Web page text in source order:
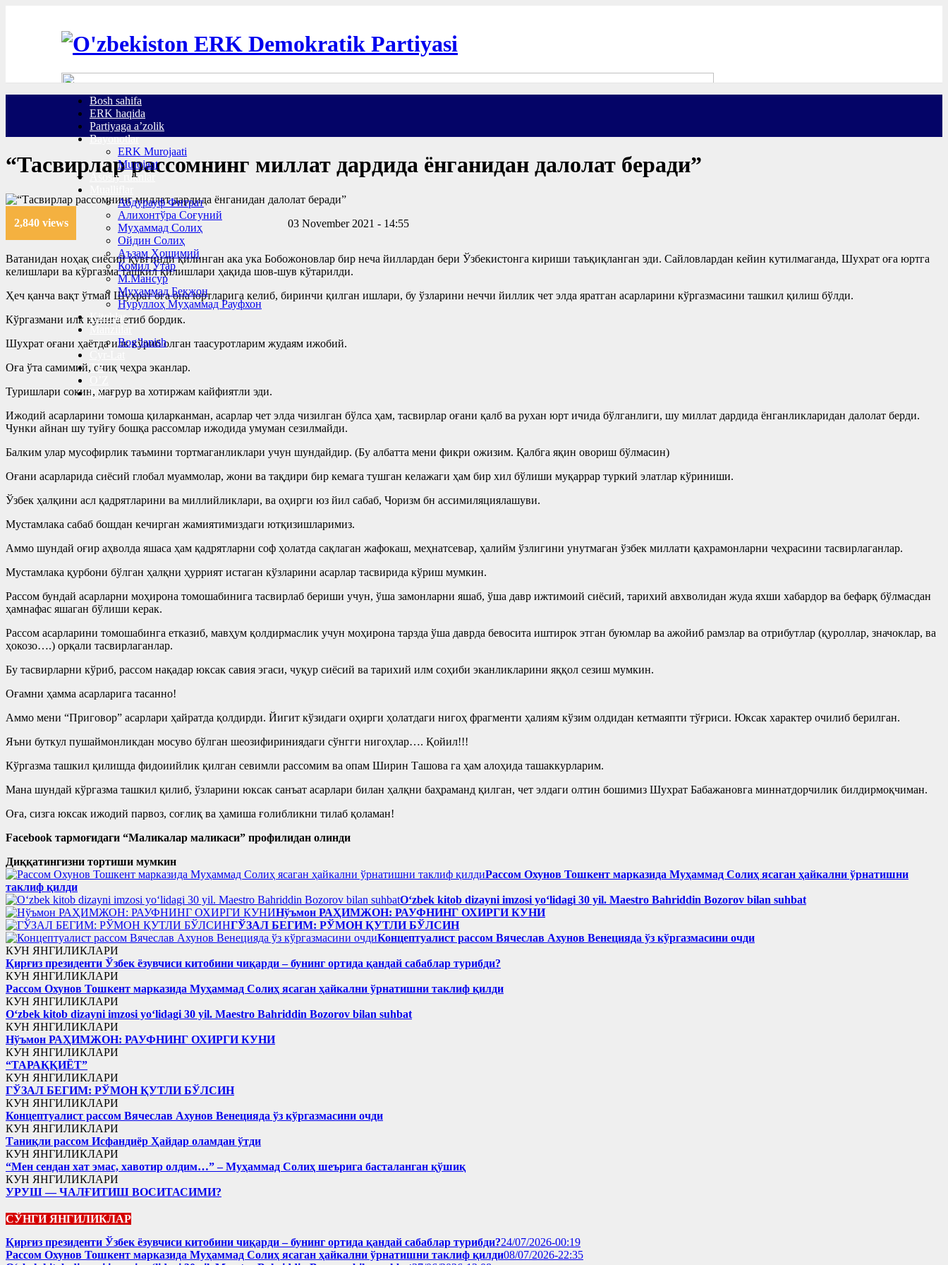
Bosh sahifa
ERK haqida
Partiyaga a’zolik
Bayonotlar
ERK Murojaati
Murojaat
Asosiy ruknlar
Абдурауф Фитрат
Алихонтўра Соғуний
Муҳаммад Солиҳ
Ойдин Солиҳ
Аъзам Ҳошимий
Комил Ўтар
М.Мансур
Муҳаммад Бекжон
Нуруллоҳ Муҳаммад Рауфхон
Kitoblar
Manzillar
Bog’lanish
TR
РУ
“Тасвирлар рассомнинг миллат дардида ёнганидан далолат беради”
2,840 views 03 November 2021 - 14:55
Ватанидан ноҳақ сиёсий қувғинди қилинган ака ука Бобожоновлар бир неча йиллардан бери Ўзбекистонга кириши таъқиқланган эди. Сайловлардан кейин кутилмаганда, Шухрат оға юртга
келишлари ва кўргазма ташкил қилишлари ҳақида шов-шув кўтарилди.
Ҳеч қанча вақт ўтмай Шухрат оға она юртларига келиб, биринчи қилган ишлари, бу ўзларини неччи йиллик чет элда яратган асарларини кўргазмасини ташкил қилиш бўлди.
Кўргазмани илк кунига етиб бордик.
Шухрат оғани ҳаётда илк кўриб олган таасуротларим жудаям ижобий.
Оға ўта самимий, очиқ чеҳра эканлар.
Туришлари сокин, мағрур ва хотиржам кайфиятли эди.
Ижодий асарларини томоша қиларканман, асарлар чет элда чизилган бўлса ҳам, тасвирлар оғани қалб ва рухан юрт ичида бўлганлиги, шу миллат дардида ёнганликларидан далолат берди.
Чунки айнан шу туйғу бошқа рассомлар ижодида умуман сезилмайди.
Балким улар мусофирлик таъмини тортмаганликлари учун шундайдир. (Бу албатта мени фикри ожизим. Қалбга яқин овориш бўлмасин)
Оғани асарларида сиёсий глобал муаммолар, жони ва тақдири бир кемага тушган келажаги ҳам бир хил бўлиши муқаррар туркий элатлар кўриниши.
Ўзбек ҳалқини асл қадрятларини ва миллийликлари, ва оҳирги юз йил сабаб, Чоризм бн ассимиляциялашуви.
Мустамлака сабаб бошдан кечирган жамиятимиздаги ютқизишларимиз.
Аммо шундай оғир аҳволда яшаса ҳам қадрятларни соф ҳолатда сақлаган жафокаш, меҳнатсевар, ҳалийм ўзлигини унутмаган ўзбек миллати қахрамонларни чеҳрасини тасвирлаганлар.
Мустамлака қурбони бўлган ҳалқни ҳуррият истаган кўзларини асарлар тасвирида кўриш мумкин.
Рассом бундай асарларни моҳирона томошабинига тасвирлаб бериши учун, ўша замонларни яшаб, ўша давр ижтимоий сиёсий, тарихий авхволидан жуда яхши хабардор ва бефарқ бўлмасдан
ҳамнафас яшаган бўлиши керак.
Рассом асарларини томошабинга етказиб, мавҳум қолдирмаслик учун моҳирона тарзда ўша даврда бевосита иштирок этган буюмлар ва ажойиб рамзлар ва отрибутлар (қуроллар, значоклар, ва
ҳокозо….) орқали тасвирлаганлар.
Бу тасвирларни кўриб, рассом нақадар юксак савия эгаси, чуқур сиёсий ва тарихий илм соҳиби эканликларини яққол сезиш мумкин.
Оғамни ҳамма асарларига тасанно!
Аммо мени “Приговор” асарлари ҳайратда қолдирди. Йигит кўзидаги оҳирги ҳолатдаги нигоҳ фрагменти ҳалиям кўзим олдидан кетмаяпти тўғриси. Юксак характер очилиб берилган.
Яъни буткул пушаймонликдан мосуво бўлган шеозифириниядаги сўнгги нигоҳлар…. Қойил!!!
Кўргазма ташкил қилишда фидоиийлик қилган севимли рассомим ва опам Ширин Ташова га ҳам алоҳида ташаккурларим.
Мана шундай кўргазма ташкил қилиб, ўзларини юксак санъат асарлари билан ҳалқни баҳраманд қилган, чет элдаги олтин бошимиз Шухрат Бабажановга миннатдорчилик билдирмоқчиман.
Оға, сизга юксак ижодий парвоз, соғлиқ ва ҳамиша ғолибликни тилаб қоламан!
Facebook тармоғидаги “Маликалар маликаси” профилидан олинди
Диққатингизни тортиши мумкин
Рассом Охунов Тошкент марказида Муҳаммад Солиҳ яcаган ҳайкални ўрнатишни
таклиф қилди
Oʻzbek kitob dizayni imzosi yoʻlidagi 30 yil. Maestro Bahriddin Bozorov bilan suhbat
Нўъмон РАҲИМЖОН: РАУФНИНГ ОХИРГИ КУНИ
ГЎЗАЛ БЕГИМ: РЎМОН ҚУТЛИ БЎЛСИН
Концептуалист рассом Вячеслав Ахунов Венецияда ўз кўргазмасини очди
КУН ЯНГИЛИКЛАРИ
Қирғиз президенти Ўзбек ёзувчиси китобини чиқарди – бунинг ортида қандай сабаблар турибди?
КУН ЯНГИЛИКЛАРИ
Рассом Охунов Тошкент марказида Муҳаммад Солиҳ яcаган ҳайкални ўрнатишни таклиф қилди
КУН ЯНГИЛИКЛАРИ
Oʻzbek kitob dizayni imzosi yoʻlidagi 30 yil. Maestro Bahriddin Bozorov bilan suhbat
КУН ЯНГИЛИКЛАРИ
Нўъмон РАҲИМЖОН: РАУФНИНГ ОХИРГИ КУНИ
КУН ЯНГИЛИКЛАРИ
“ТАРАҚҚИЁТ”
КУН ЯНГИЛИКЛАРИ
ГЎЗАЛ БЕГИМ: РЎМОН ҚУТЛИ БЎЛСИН
КУН ЯНГИЛИКЛАРИ
Концептуалист рассом Вячеслав Ахунов Венецияда ўз кўргазмасини очди
КУН ЯНГИЛИКЛАРИ
Таниқли рассом Исфандиёр Ҳайдар оламдан ўтди
КУН ЯНГИЛИКЛАРИ
“Мен сендан хат эмас, хавотир олдим…” – Муҳаммад Солиҳ шеърига басталанган қўшиқ
КУН ЯНГИЛИКЛАРИ
УРУШ — ЧАЛҒИТИШ ВОСИТАСИМИ?
СЎНГИ ЯНГИЛИКЛАР
Қирғиз президенти Ўзбек ёзувчиси китобини чиқарди – бунинг ортида қандай сабаблар турибди?24/07/2026-00:19
Рассом Охунов Тошкент марказида Муҳаммад Солиҳ яcаган ҳайкални ўрнатишни таклиф қилди08/07/2026-22:35